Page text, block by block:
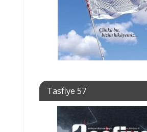
Tasfiye 57